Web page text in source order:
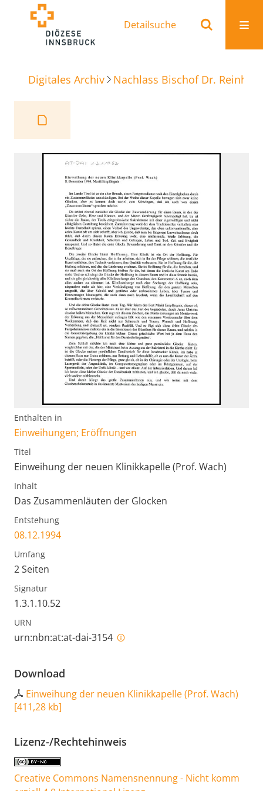
Detailsuche
Digitales Archiv Nachlass Bischof Dr.
Enthalten in
Einweihungen; Eröffnungen
Titel
Einweihung der neuen Klinikkapelle (Prof. Wach)
Inhalt
Das Zusammenläuten der Glocken
Entstehung
08.12.1994
Umfang
2 Seiten
Signatur
1.3.1.10.52
URN
urn:nbn:at:at-dai-3154
Download
Einweihung der neuen Klinikkapelle (Prof. Wach)
[411,28 kb]
Lizenz-/Rechtehinweis
Creative Commons Namensnennung - Nicht komm